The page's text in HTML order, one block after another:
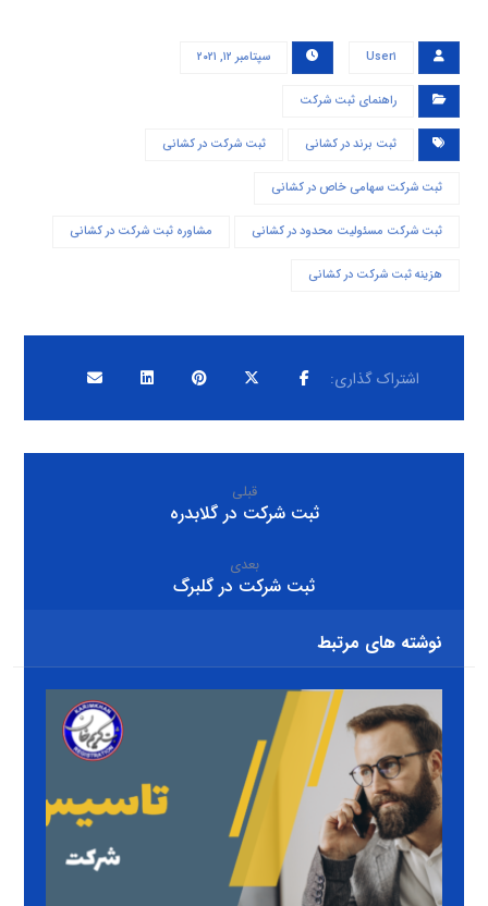
User۱ سپتامبر ۱۲, ۲۰۲۱
راهنمای ثبت شرکت
ثبت برند در کشانی ثبت شرکت در کشانی
ثبت شرکت سهامی خاص در کشانی
ثبت شرکت مسئولیت محدود در کشانی مشاوره ثبت شرکت در کشانی
هزینه ثبت شرکت در کشانی
قبلی
ثبت شرکت در گلابدره
بعدی
ثبت شرکت در گلبرگ
نوشته های مرتبط